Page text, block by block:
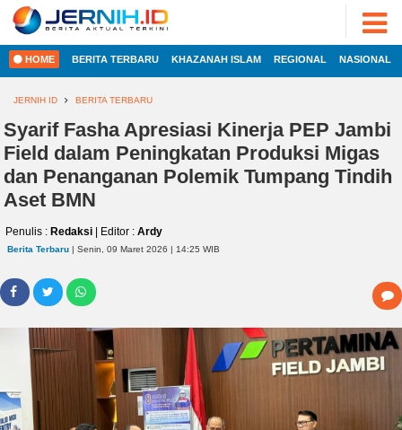
HOME
REGIONAL
NASIONAL
INTERNASIONAL
EKOBIS
POLITIK
HUKUM
ADVERTORIAL
FOTO
VIDEO
PESONA
JAMBI
PESONA
INDONESIA
PESONA
CAKRAWALA
PROPERTY
LIFESTYLE
ENTREPRENEURSHIP
2022
JERNIH.ID
•
Developed
HOME BERITA TERBARU KHAZANAH ISLAM REGIONAL NASIONAL
JERNIH ID BERITA TERBARU
Syarif Fasha Apresiasi Kinerja PEP Jambi
Field dalam Peningkatan Produksi Migas
dan Penanganan Polemik Tumpang Tindih
Aset BMN
Penulis : Redaksi | Editor : Ardy
Berita Terbaru | Senin, 09 Maret 2026 | 14:25 WIB